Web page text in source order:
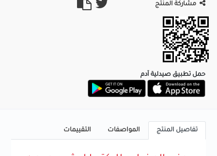
مشاركة المنتج
حمل تطبيق صيدلية آدم
تفاصيل المنتج المواصفات التقييمات